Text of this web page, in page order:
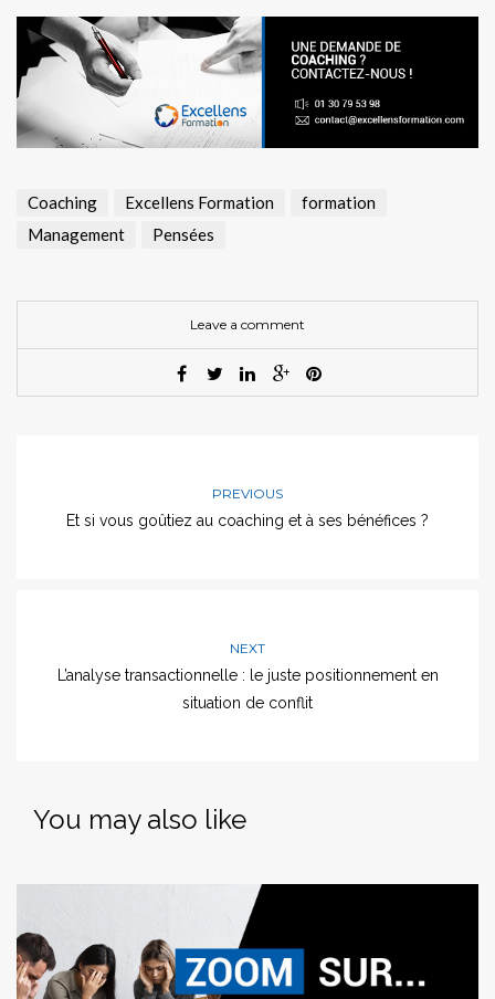
Coaching Excellens Formation
formation
Management
Pensées
Leave a comment
PREVIOUS
Et si vous goûtiez au coaching et à ses bénéfices ?
NEXT
L’analyse transactionnelle : le juste positionnement en
situation de conflit
You may also like